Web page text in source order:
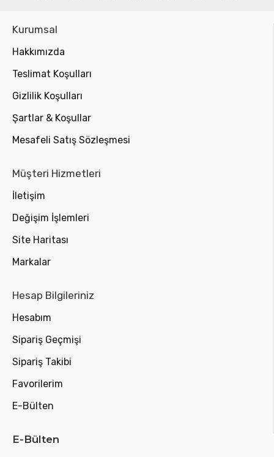
Kurumsal
Hakkımızda
Teslimat Koşulları
Gizlilik Koşulları
Şartlar & Koşullar
Mesafeli Satış Sözleşmesi
Müşteri Hizmetleri
İletişim
Değişim İşlemleri
Site Haritası
Markalar
Hesap Bilgileriniz
Hesabım
Sipariş Geçmişi
Sipariş Takibi
Favorilerim
E-Bülten
E-Bülten